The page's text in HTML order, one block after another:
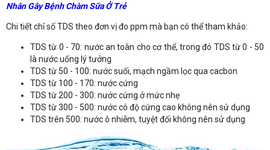
Nhân Gây Bệnh Chàm Sữa Ở Trẻ
Chi tiết chỉ số TDS theo đơn vị đo ppm mà bạn có thể tham khảo:
TDS từ 0 - 70: nước an toàn cho cơ thể, trong đó TDS từ 0 - 50
là nước uống lý tưởng
TDS từ 50 - 100: nước suối, mạch ngầm lọc qua cacbon
TDS từ 100 - 170: nước cứng
TDS từ 200 - 300: nước cứng ở mức nhẹ
TDS từ 300 - 500: nước có độ cứng cao không nên sử dụng
TDS trên 500: nước ô nhiễm, tuyệt đối không nên sử dụng